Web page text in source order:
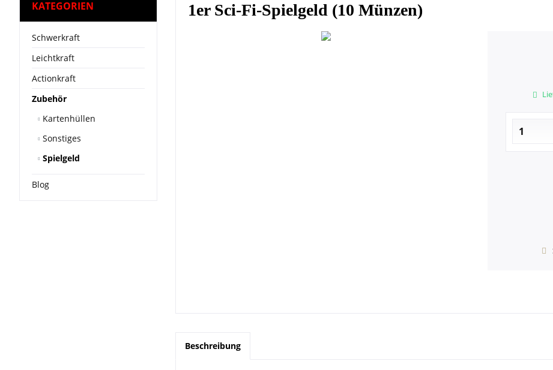
KATEGORIEN
Schwerkraft
Leichtkraft
Actionkraft
Zubehör
Kartenhüllen
Sonstiges
Spielgeld
Blog
1er Sci-Fi-Spielgeld (10 Münzen)
Beschreibung